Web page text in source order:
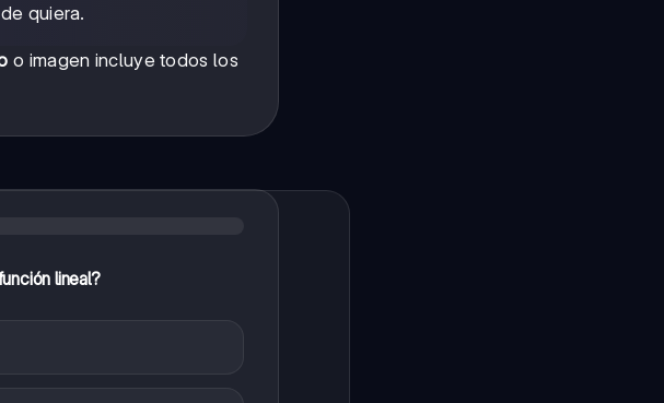
quiera.
o imagen incluye todos los
lineal?